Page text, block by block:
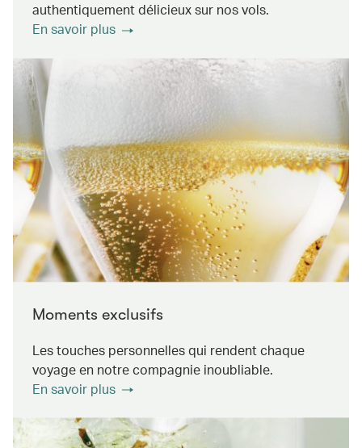
authentiquement délicieux sur nos vols.
En savoir plus
Moments exclusifs
Les touches personnelles qui rendent chaque
voyage en notre compagnie inoubliable.
En savoir plus